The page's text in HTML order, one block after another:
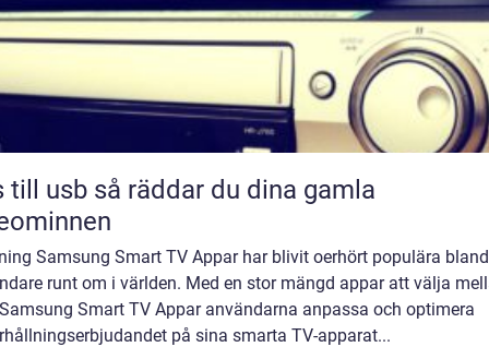
räddar du dina gamla
Samsung Smart TV Appar har blivit oerhört populära bland
runt om i världen. Med en stor mängd appar att välja
Smart TV Appar användarna anpassa och optimera
på sina smarta TV-apparat...